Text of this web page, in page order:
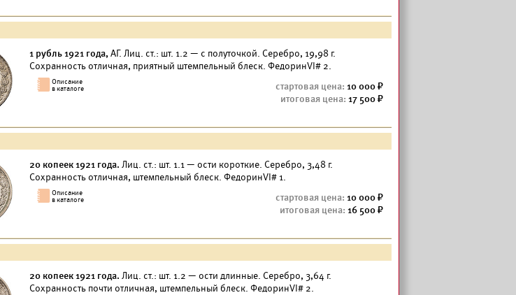
1 рубль 1921 года,АГ. Лиц. ст.: шт. 1.2 — с полуточкой. Серебро, 19,98 г.
Сохранность отличная, приятный штемпельный блеск. ФедоринVI# 2.
10 000
17 500
20 копеек 1921 года. Лиц. ст.: шт. 1.1 — ости короткие. Серебро, 3,48 г.
Сохранность отличная, штемпельный блеск. ФедоринVI# 1.
10 000
16 500
20 копеек 1921 года. Лиц. ст.: шт. 1.2 — ости длинные. Серебро, 3,64 г.
Сохранность почти отличная, штемпельный блеск. ФедоринVI# 2.